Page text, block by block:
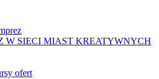
W SIECI MIAST KREATYWNYCH
ofert